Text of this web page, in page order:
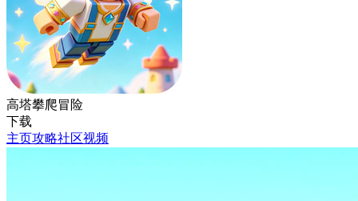
高塔攀爬冒险
下载
主页攻略社区视频